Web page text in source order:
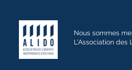
Nous sommes
L'Association des